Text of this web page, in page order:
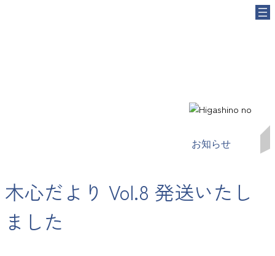
お知らせ
木心だより Vol.8 発送いたし
ました